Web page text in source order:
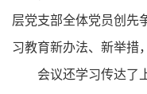
层党支部全体党员创先
习教育新办法、新举措
会议还学习传达了上